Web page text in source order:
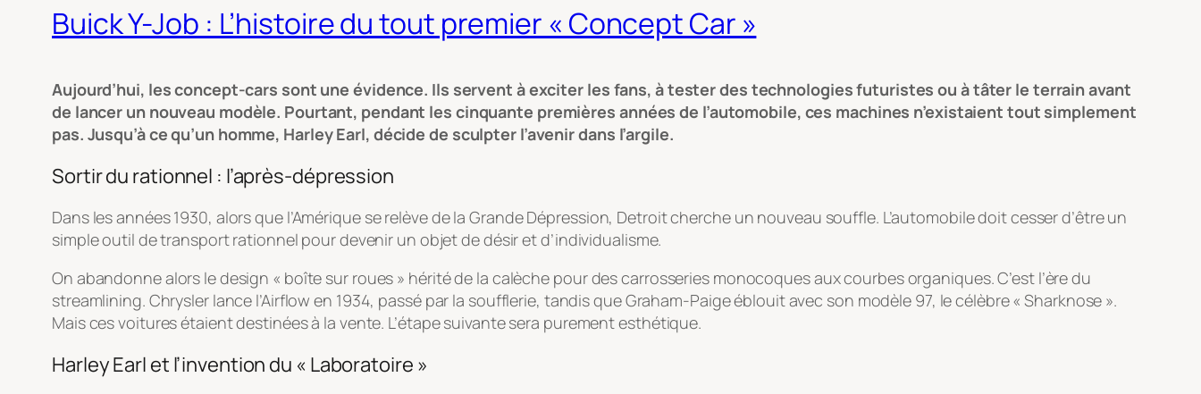
Buick Y-Job : L’histoire du tout premier « Concept Car »
Aujourd’hui, les concept-cars sont une évidence. Ils servent à exciter les fans, à tester des technologies futuristes ou à tâter le terrain avant
de lancer un nouveau modèle. Pourtant, pendant les cinquante premières années de l’automobile, ces machines n’existaient tout simplement
pas. Jusqu’à ce qu’un homme, Harley Earl, décide de sculpter l’avenir dans l’argile.
Sortir du rationnel : l’après-dépression
Dans les années 1930, alors que l’Amérique se relève de la Grande Dépression, Detroit cherche un nouveau souffle. L’automobile doit cesser d’être un
simple outil de transport rationnel pour devenir un objet de désir et d’individualisme.
On abandonne alors le design « boîte sur roues » hérité de la calèche pour des carrosseries monocoques aux courbes organiques. C’est l’ère du
streamlining. Chrysler lance l’Airflow en 1934, passé par la soufflerie, tandis que Graham-Paige éblouit avec son modèle 97, le célèbre « Sharknose ».
Mais ces voitures étaient destinées à la vente. L’étape suivante sera purement esthétique.
Harley Earl et l’invention du « Laboratoire »